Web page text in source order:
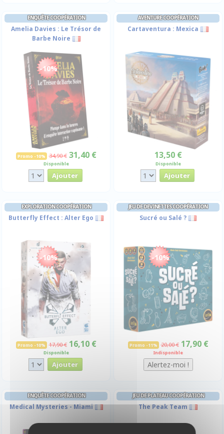
ENQUÊTE COOPÉRATION
Amelia Davies : Le Trésor de
Barbe Noire
-10%
Promo -10% 34,90 € 31,40 €
Disponible
AVENTURE COOPÉRATION
Cartaventura : Mexica
13,50 €
Disponible
EXPLORATION COOPÉRATION
Butterfly Effect : Alter Ego
-10%
Promo -10% 17,90 € 16,10 €
Disponible
JEU DE DEVINETTES COOPÉRATION
Sucré ou Salé ?
-10%
Promo -11% 20,00 € 17,90 €
Indisponible
ENQUÊTE COOPÉRATION
Medical Mysteries - Miami
JEU DE PLATEAU COOPÉRATION
The Peak Team